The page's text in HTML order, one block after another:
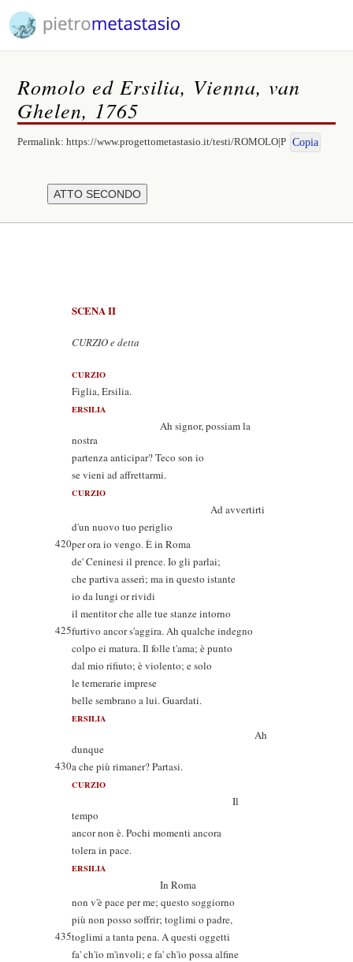
Romolo ed Ersilia, Vienna, van
Ghelen, 1765
Permalink:https://www.progettometastasio.it/testi/ROMOLO|P Copia
SCENA II
CURZIO e detta
CURZIO
Figlia, Ersilia.
ERSILIA
Ah signor, possiam la
nostra
partenza anticipar? Teco son io
se vieni ad affrettarmi.
CURZIO
Ad avvertirti
d'un nuovo tuo periglio
420per ora io vengo. È in Roma
de' Ceninesi il prence. Io gli parlai;
che partiva asserì; ma in questo istante
io da lungi or rividi
il mentitor che alle tue stanze intorno
425furtivo ancor s'aggira. Ah qualche indegno
colpo ei matura. Il folle t'ama; è punto
dal mio rifiuto; è violento; e solo
le temerarie imprese
belle sembrano a lui. Guardati.
ERSILIA
Ah
dunque
430a che più rimaner? Partasi.
CURZIO
Il
tempo
ancor non è. Pochi momenti ancora
tolera in pace.
ERSILIA
In Roma
non v'è pace per me; questo soggiorno
più non posso soffrir; toglimi o padre,
435toglimi a tanta pena. A questi oggetti
fa' ch'io m'involi; e fa' ch'io possa alfine